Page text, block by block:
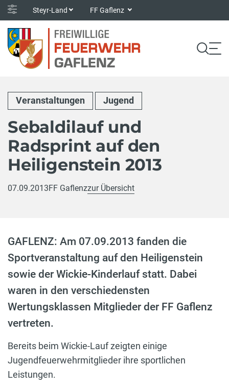
Steyr-Land FF Gaflenz
Veranstaltungen Jugend
Sebaldilauf und
Radsprint auf den
Heiligenstein 2013
07.09.2013FF Gaflenzzur Übersicht
GAFLENZ: Am 07.09.2013 fanden die
Sportveranstaltung auf den Heiligenstein
sowie der Wickie-Kinderlauf statt. Dabei
waren in den verschiedensten
Wertungsklassen Mitglieder der FF Gaflenz
vertreten.
Bereits beim Wickie-Lauf zeigten einige
Jugendfeuerwehrmitglieder ihre sportlichen
Leistungen.